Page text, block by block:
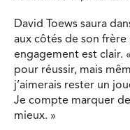
David Toews saura
aux côtés de son frère
engagement est clair.
pour réussir, mais
j’aimerais rester un
Je compte marquer
mieux. »